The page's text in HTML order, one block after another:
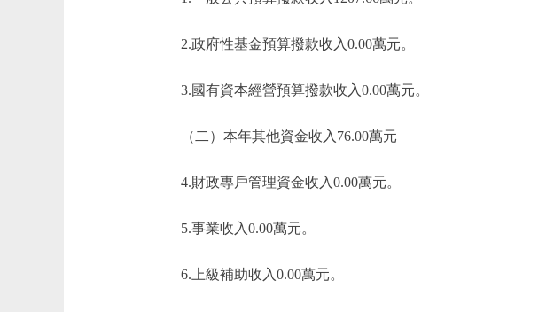
2.政府性基金預算撥款收入0.00萬元。
3.國有資本經營預算撥款收入0.00萬元。
（二）本年其他資金收入76.00萬元
4.財政專戶管理資金收入0.00萬元。
5.事業收入0.00萬元。
6.上級補助收入0.00萬元。